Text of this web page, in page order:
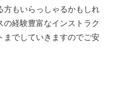
方もいらっしゃるかもしれ
の経験豊富なインストラク
までしていきますのでご安